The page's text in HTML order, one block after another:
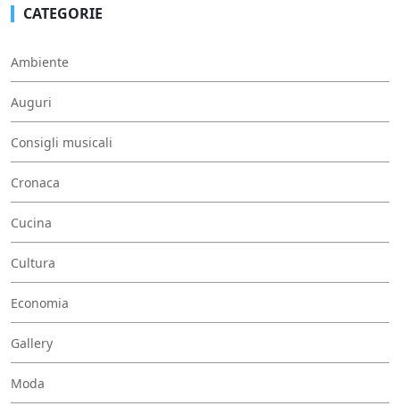
CATEGORIE
Ambiente
Auguri
Consigli musicali
Cronaca
Cucina
Cultura
Economia
Gallery
Moda